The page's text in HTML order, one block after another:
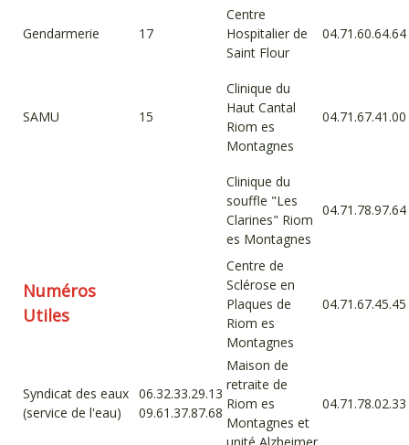
Gendarmerie 17
Centre
Hospitalier de
Saint Flour
04.71.60.64.64
SAMU 15
Clinique du
Haut Cantal
Riom es
Montagnes
04.71.67.41.00
Clinique du
souffle "Les
Clarines" Riom
es Montagnes
04.71.78.97.64
Numéros
Utiles
Centre de
Sclérose en
Plaques de
Riom es
Montagnes
04.71.67.45.45
Syndicat des eaux
(service de l'eau)
06.32.33.29.13
09.61.37.87.68
Maison de
retraite de
Riom es
Montagnes et
04.71.78.02.33